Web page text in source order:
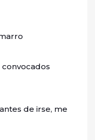
de irse, me